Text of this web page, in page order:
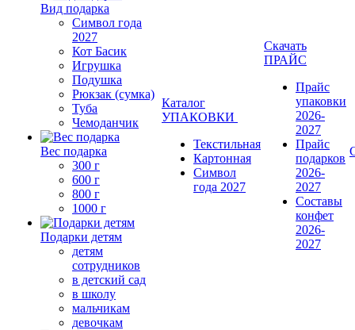
Вид подарка
Символ года
2027
Кот Басик
Игрушка
Подушка
Рюкзак (сумка)
Туба
Чемоданчик
Вес подарка
300 г
600 г
800 г
1000 г
Подарки детям
детям
сотрудников
в детский сад
в школу
мальчикам
девочкам
Каталог
УПАКОВКИ
Текстильная
Картонная
Символ
года 2027
Скачать
ПРАЙС
Прайс
упаковки
2026-
2027
Прайс
подарков
2026-
2027
Составы
конфет
2026-
2027